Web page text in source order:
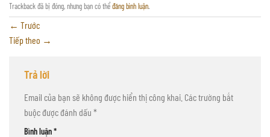
Trackback đã bị đóng, nhưng bạn có thểđăng bình luận.
← Trước
Tiếp theo →
Trả lời
Email của bạn sẽ không được hiển thị công khai. Các trường bắt
buộc được đánh dấu *
Bình luận*